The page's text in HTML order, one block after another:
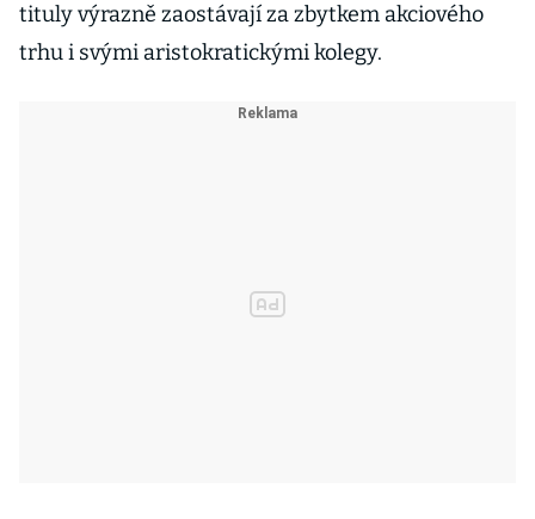
tituly výrazně zaostávají za zbytkem akciového
trhu i svými aristokratickými kolegy.